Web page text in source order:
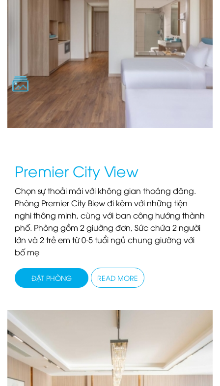
Premier City View
Chọn sự thoải mái với không gian thoáng đãng.
Phòng Premier City Biew đi kèm với những tiện
nghi thông minh, cùng với ban công hướng thành
phố. Phòng gồm 2 giường đơn, Sức chứa 2 người
lớn và 2 trẻ em từ 0-5 tuổi ngủ chung giường với
bố mẹ
ĐẶT PHÒNG READ MORE